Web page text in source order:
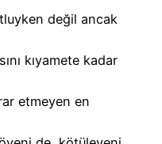
değil ancak
kıyamete kadar
etmeyen en